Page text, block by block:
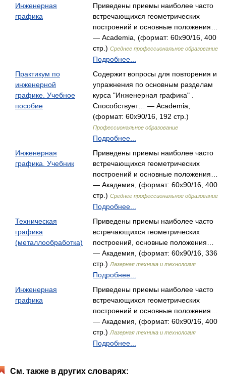
Инженерная
графика
Приведены приемы наиболее часто
встречающихся геометрических
построений и основные положения…
— Academia, (формат: 60x90/16, 400
стр.) Среднее профессиональное образование
Подробнее...
Практикум по
инженерной
графике. Учебное
пособие
Содержит вопросы для повторения и
упражнения по основным разделам
курса "Инженерная графика" .
Способствует… — Academia,
(формат: 60x90/16, 192 стр.)
Профессиональное образование
Подробнее...
Инженерная
графика. Учебник
Приведены приемы наиболее часто
встречающихся геометрических
построений и основные положения…
— Академия, (формат: 60x90/16, 400
стр.) Среднее профессиональное образование
Подробнее...
Техническая
графика
(металлообработка)
Приведены приемы наиболее часто
встречающихся геометрических
построений, основные положения…
— Академия, (формат: 60x90/16, 336
стр.) Лазерная техника и технология
Подробнее...
Инженерная
графика
Приведены приемы наиболее часто
встречающихся геометрических
построений и основные положения…
— Академия, (формат: 60x90/16, 400
стр.) Лазерная техника и технология
Подробнее...
См. также в других словарях: